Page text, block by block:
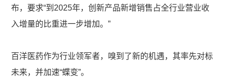
布，要求“到2025年，创新产品新增销售占全行业营业收
入增量的比重进一步增加。”
百洋医药作为行业领军者，嗅到了新的机遇，其率先对标
未来，并加速“蝶变”。